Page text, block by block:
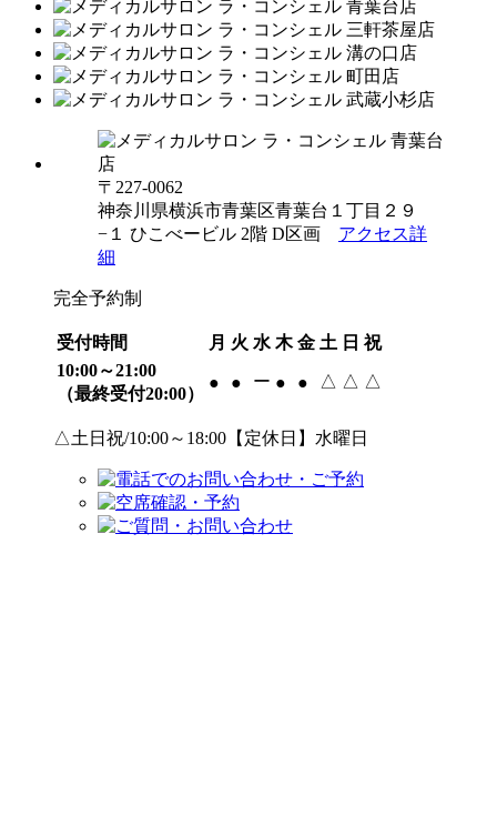
〒227-0062
神奈川県横浜市青葉区青葉台１丁目２９
−１ ひこべービル 2階 D区画 アクセス詳
細
完全予約制
受付時間 月 火 水 木 金 土 日 祝
10:00～21:00
（最終受付20:00）
● ● ー ● ● △ △ △
△土日祝/10:00～18:00【定休日】水曜日